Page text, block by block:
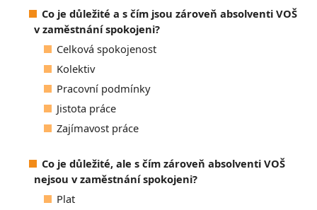
Co je důležité a s čím jsou zároveň absolventi VOŠ
v zaměstnání spokojeni?
Celková spokojenost
Kolektiv
Pracovní podmínky
Jistota práce
Zajímavost práce
Co je důležité, ale s čím zároveň absolventi VOŠ
nejsou v zaměstnání spokojeni?
Plat